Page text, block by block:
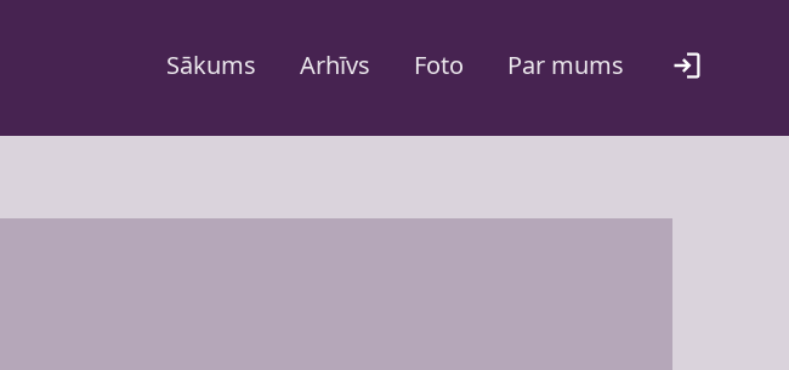
Sākums Arhīvs Foto Par mums